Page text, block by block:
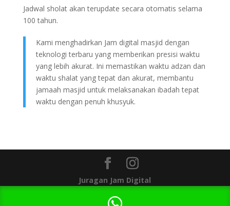
Jadwal sholat akan terupdate secara otomatis selama
100 tahun.
Kami menghadirkan Jam digital masjid dengan
teknologi terbaru yang memberikan presisi waktu
yang lebih akurat. Ini memastikan waktu adzan dan
waktu shalat yang tepat dan akurat, membantu
jamaah masjid untuk melaksanakan ibadah tepat
waktu dengan penuh khusyuk.
Juragan Jam Digital